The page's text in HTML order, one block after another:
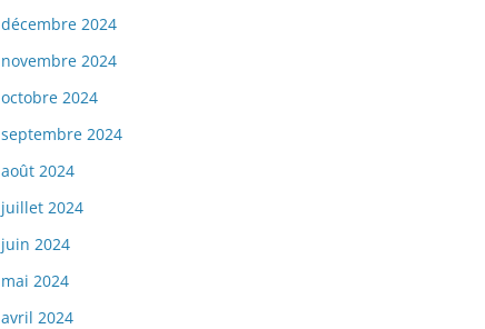
décembre 2024
novembre 2024
octobre 2024
septembre 2024
août 2024
juillet 2024
juin 2024
mai 2024
avril 2024